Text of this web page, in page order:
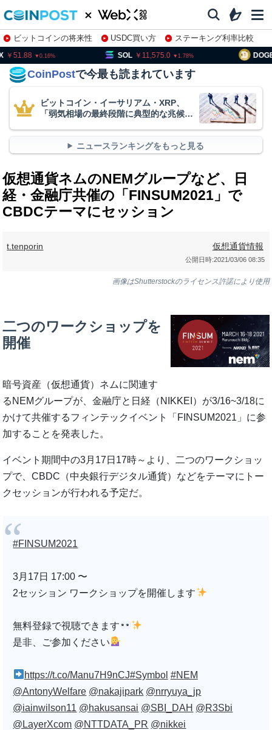
ビットコインの将来性 USDC買い方
ステーキング利率比較
株特集・関連銘柄
51.88 0.16 SOL 11,575.0 1.78 DOGE
CoinPostで今最も読まれています
ビットコイン・イーサリアム・XRP、
「弱気相場の最終段階に典型的な兆候」
ニュースランキングをもっと見る
仮想通貨ネムのNEMグループなど、日
経・金融庁共催の「FINSUM2021」で
CBDCテーマにセッション
t.tenporin 仮想通貨情報
公開日時:2021/03/06 08:35
画像はShutterstockのライセンス許諾により使用
二つのワークショップを
開催
暗号資産（仮想通貨）ネムに関連す
るNEMグループが、金融庁と日経（NIKKEI）が3/16~3/18に
かけて共催するフィンテックイベント「FINSUM2021」に参
加することを発表した。
イベント期間中の3月17日17時～より、二つのワークショッ
プで、CBDC（中央銀行デジタル通貨）などをテーマにトー
クセッションが行われる予定だ。
#FINSUM2021
3月17日 17:00 〜
2セッション ワークショップを開催します
無料登録で視聴できます
是非、ご参加ください
https://t.co/Manu7H9nCJ#Symbol #NEM
@AntonyWelfare @nakajipark @nrryuya_jp
@iainwilson11 @hakusansai @SBI_DAH @R3Sbi
@LayerXcom @NTTDATA_PR @nikkei